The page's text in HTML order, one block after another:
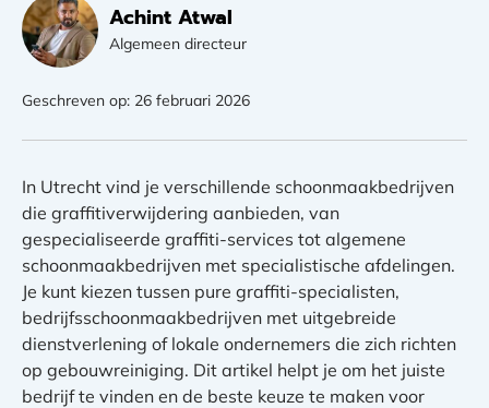
Achint Atwal
Algemeen directeur
Geschreven op: 26 februari 2026
In Utrecht vind je verschillende schoonmaakbedrijven
die graffitiverwijdering aanbieden, van
gespecialiseerde graffiti-services tot algemene
schoonmaakbedrijven met specialistische afdelingen.
Je kunt kiezen tussen pure graffiti-specialisten,
bedrijfsschoonmaakbedrijven met uitgebreide
dienstverlening of lokale ondernemers die zich richten
op gebouwreiniging. Dit artikel helpt je om het juiste
bedrijf te vinden en de beste keuze te maken voor